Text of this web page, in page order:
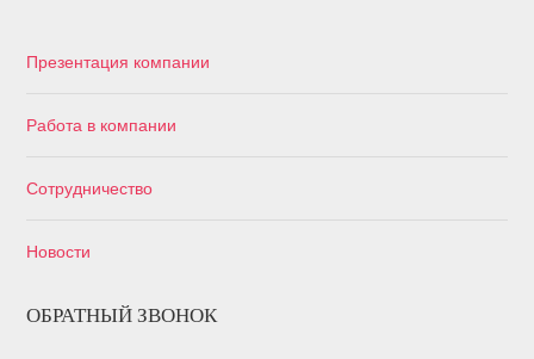
Презентация компании
Работа в компании
Сотрудничество
Новости
ОБРАТНЫЙ ЗВОНОК